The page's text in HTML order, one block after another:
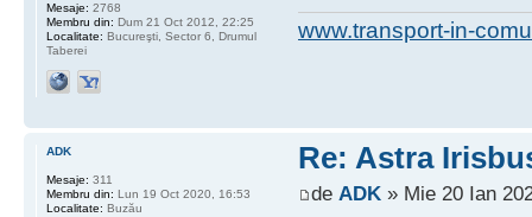
www.transport-in-
Mesaje: 2768
Membru din: Dum 21 Oct 2012, 22:25
Localitate: Bucureşti, Sector 6, Drumul
Taberei
Re: Astra
de ADK» Mie 20 Ian
ADK
Mesaje: 311
Membru din: Lun 19 Oct 2020, 16:53
Localitate: Buzău